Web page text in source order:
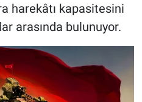
harekâtı kapasitesini
arasında bulunuyor.